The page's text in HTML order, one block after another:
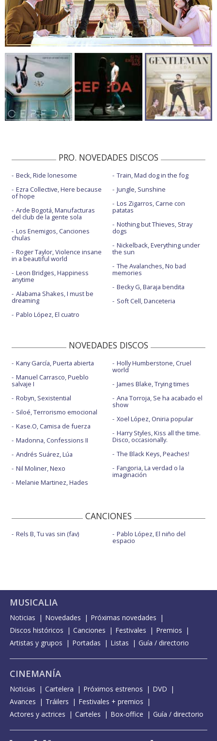
PRO. NOVEDADES DISCOS
Beck, Ride lonesome
Ezra Collective, Here because
of hope
Arde Bogotá, Manufacturas
del club de la gente sola
Los Enemigos, Canciones
chulas
Roger Taylor, Violence insane
in a beautiful world
Leon Bridges, Happiness
anytime
Alabama Shakes, I must be
dreaming
Pablo López, El cuatro
Train, Mad dog in the fog
Jungle, Sunshine
Los Zigarros, Carne con
patatas
Nothing but Thieves, Stray
dogs
Nickelback, Everything under
the sun
The Avalanches, No bad
memories
Becky G, Baraja bendita
Soft Cell, Danceteria
NOVEDADES DISCOS
Kany García, Puerta abierta
Manuel Carrasco, Pueblo
salvaje I
Robyn, Sexistential
Siloé, Terrorismo emocional
Kase.O, Camisa de fuerza
Madonna, Confessions II
Andrés Suárez, Lúa
Nil Moliner, Nexo
Melanie Martinez, Hades
Holly Humberstone, Cruel
world
James Blake, Trying times
Ana Torroja, Se ha acabado el
show
Xoel López, Oniria popular
Harry Styles, Kiss all the time.
Disco, occasionally.
The Black Keys, Peaches!
Fangoria, La verdad o la
imaginación
CANCIONES
Rels B, Tu vas sin (fav) Pablo López, El niño del
espacio
MUSICALIA
Noticias Novedades
Próximas novedades
Discos históricos
Canciones Festivales
Premios
Artistas y grupos
Portadas Listas Guía / directorio
CINEMANÍA
Noticias Cartelera Próximos estrenos
DVD
Avances
Tráilers
Festivales + premios
Actores y actrices
Carteles Box-office Guía / directorio